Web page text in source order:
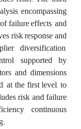
encompassing
failure effects, and
risk response and
diversification,
supported by
and dimensions
at the first level, to
risk and failure
continuous